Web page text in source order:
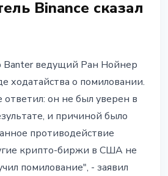
Binance сказал
Banter ведущий Ран Нойнер
ходатайства о помиловании.
ответил: он не был уверен в
и причиной было
противодействие
крипто-биржи в США не
помилование", - заявил